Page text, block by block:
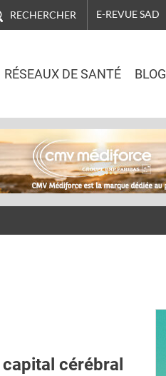
RECHERCHER E-REVUE SAD
RÉSEAUX DE SANTÉ BLOG
cérébral